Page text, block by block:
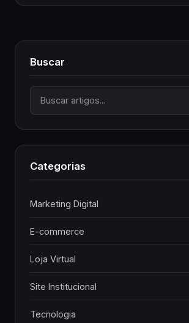
Buscar
Categorias
Marketing Digital
E-commerce
Loja Virtual
Site Institucional
Tecnologia